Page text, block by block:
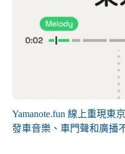
Yamanote.fun 線上重現東
發車音樂、車門聲和廣播